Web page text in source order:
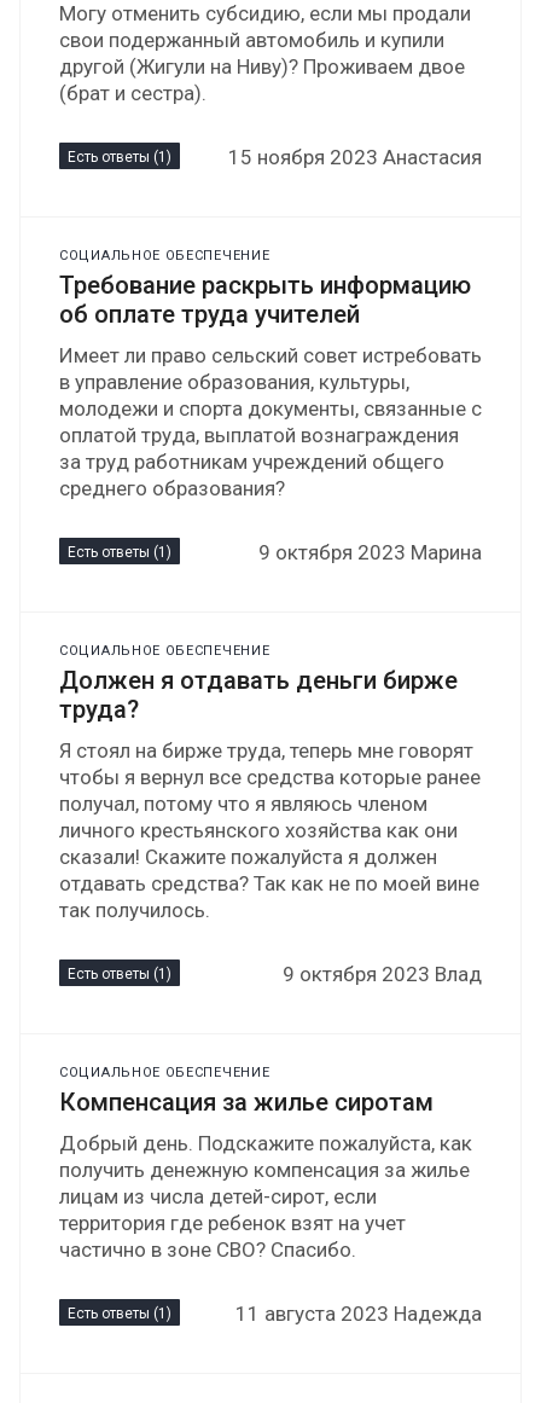
Могу отменить субсидию, если мы продали
свои подержанный автомобиль и купили
другой (Жигули на Ниву)? Проживаем двое
(брат и сестра).
Есть ответы (1) 15 ноября 2023 Анастасия
СОЦИАЛЬНОЕ ОБЕСПЕЧЕНИЕ
Требование раскрыть информацию
об оплате труда учителей
Имеет ли право сельский совет истребовать
в управление образования, культуры,
молодежи и спорта документы, связанные с
оплатой труда, выплатой вознаграждения
за труд работникам учреждений общего
среднего образования?
Есть ответы (1) 9 октября 2023 Марина
СОЦИАЛЬНОЕ ОБЕСПЕЧЕНИЕ
Должен я отдавать деньги бирже
труда?
Я стоял на бирже труда, теперь мне говорят
чтобы я вернул все средства которые ранее
получал, потому что я являюсь членом
личного крестьянского хозяйства как они
сказали! Скажите пожалуйста я должен
отдавать средства? Так как не по моей вине
так получилось.
Есть ответы (1) 9 октября 2023 Влад
СОЦИАЛЬНОЕ ОБЕСПЕЧЕНИЕ
Компенсация за жилье сиротам
Добрый день. Подскажите пожалуйста, как
получить денежную компенсация за жилье
лицам из числа детей-сирот, если
территория где ребенок взят на учет
частично в зоне СВО? Спасибо.
Есть ответы (1) 11 августа 2023 Надежда